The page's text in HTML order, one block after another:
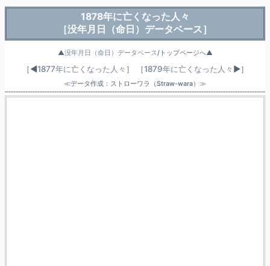
1878年に亡くなった人々
［没年月日（命日）データベース］
▲没年月日（命日）データベース/トップページへ▲
［◀1877年に亡くなった人々 ］ ［1879年に亡くなった人々 ▶］
≪データ作成：ストローワラ（Straw-wara）≫